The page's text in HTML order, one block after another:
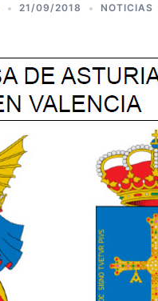
21/09/2018 NOTICIAS